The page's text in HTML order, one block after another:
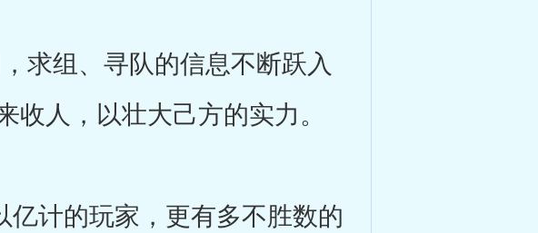
组、寻队的信息不断跃入
人，以壮大己方的实力。
计的玩家，更有多不胜数的